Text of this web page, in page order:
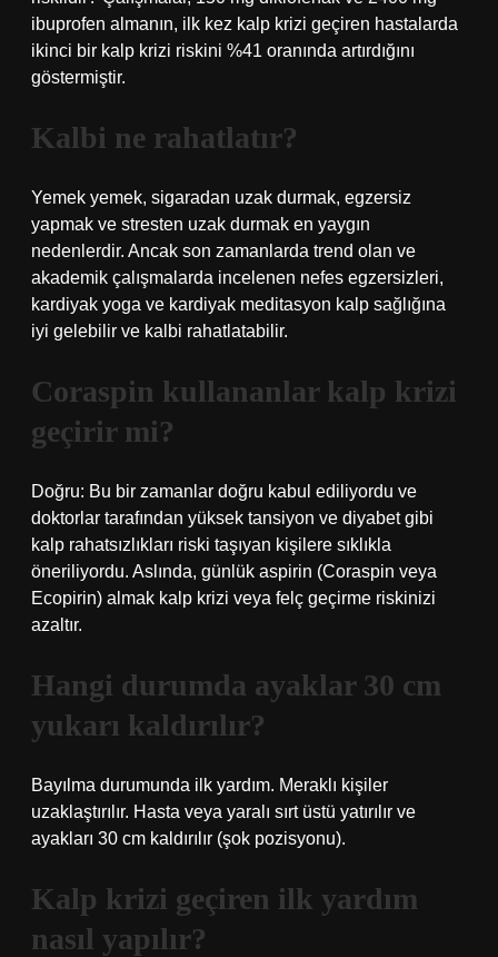
ibuprofen almanın, ilk kez kalp krizi geçiren hastalarda
ikinci bir kalp krizi riskini %41 oranında artırdığını
göstermiştir.
Kalbi ne rahatlatır?
Yemek yemek, sigaradan uzak durmak, egzersiz
yapmak ve stresten uzak durmak en yaygın
nedenlerdir. Ancak son zamanlarda trend olan ve
akademik çalışmalarda incelenen nefes egzersizleri,
kardiyak yoga ve kardiyak meditasyon kalp sağlığına
iyi gelebilir ve kalbi rahatlatabilir.
Coraspin kullananlar kalp krizi
geçirir mi?
Doğru: Bu bir zamanlar doğru kabul ediliyordu ve
doktorlar tarafından yüksek tansiyon ve diyabet gibi
kalp rahatsızlıkları riski taşıyan kişilere sıklıkla
öneriliyordu. Aslında, günlük aspirin (Coraspin veya
Ecopirin) almak kalp krizi veya felç geçirme riskinizi
azaltır.
Hangi durumda ayaklar 30 cm
yukarı kaldırılır?
Bayılma durumunda ilk yardım. Meraklı kişiler
uzaklaştırılır. Hasta veya yaralı sırt üstü yatırılır ve
ayakları 30 cm kaldırılır (şok pozisyonu).
Kalp krizi geçiren ilk yardım
nasıl yapılır?